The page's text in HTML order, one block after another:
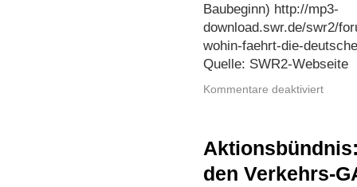
Baubeginn) http://mp3-
download.swr.de/swr2/
wohin-faehrt-die-
Quelle: SWR2-Webseite
Kommentare deaktiviert
den Verkehrs-